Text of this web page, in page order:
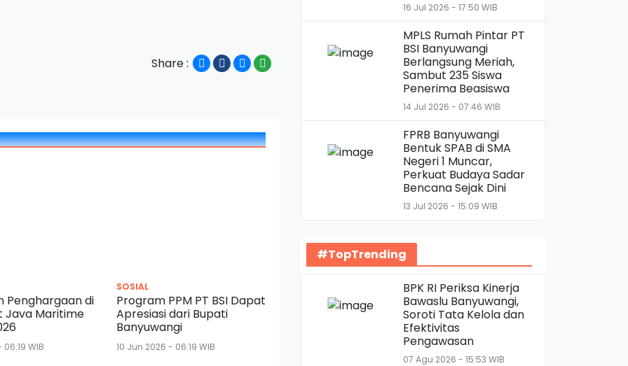
Share :
Penghargaan di
Java Maritime
WIB
SOSIAL
Program PPM PT BSI Dapat
Apresiasi dari Bupati
Banyuwangi
10 Jun 2026 - 06:19 WIB
16 Jul 2026 - 17:50 WIB
MPLS Rumah Pintar PT
BSI Banyuwangi
Berlangsung Meriah,
Sambut 235 Siswa
Penerima Beasiswa
14 Jul 2026 - 07:46 WIB
FPRB Banyuwangi
Bentuk SPAB di SMA
Negeri 1 Muncar,
Perkuat Budaya Sadar
Bencana Sejak Dini
13 Jul 2026 - 15:09 WIB
#TopTrending
BPK RI Periksa Kinerja
Bawaslu Banyuwangi,
Soroti Tata Kelola dan
Efektivitas
Pengawasan
07 Agu 2026 - 15:53 WIB